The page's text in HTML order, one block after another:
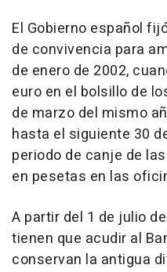
El Gobierno español
de convivencia para
de enero de 2002,
euro en el bolsillo de
de marzo del mismo
hasta el siguiente 30
periodo de canje de
en pesetas en las
A partir del 1 de julio
tienen que acudir al
conservan la antigua